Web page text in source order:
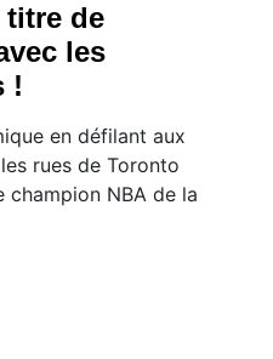
titre de
les
!
en défilant aux
rues de Toronto
NBA de la